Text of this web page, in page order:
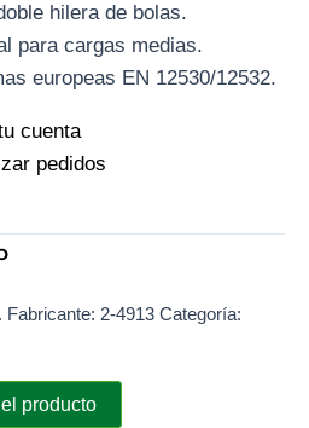
hilera de bolas.
para cargas medias.
europeas EN 12530/12532.
cuenta
pedidos
Fabricante: 2-4913 Categoría:
producto